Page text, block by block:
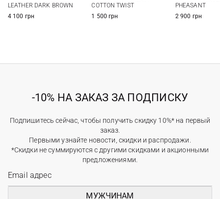
LEATHER DARK BROWN
4 100 грн
COTTON TWIST
1 500 грн
PHEASANT
2 900 грн
-10% НА ЗАКАЗ ЗА ПОДПИСКУ
Подпишитесь сейчас, чтобы получить скидку 10%* на первый
заказ.
Первыми узнайте новости, скидки и распродажи.
*Скидки не суммируются с другими скидками и акционными
предложениями.
МУЖЧИНАМ